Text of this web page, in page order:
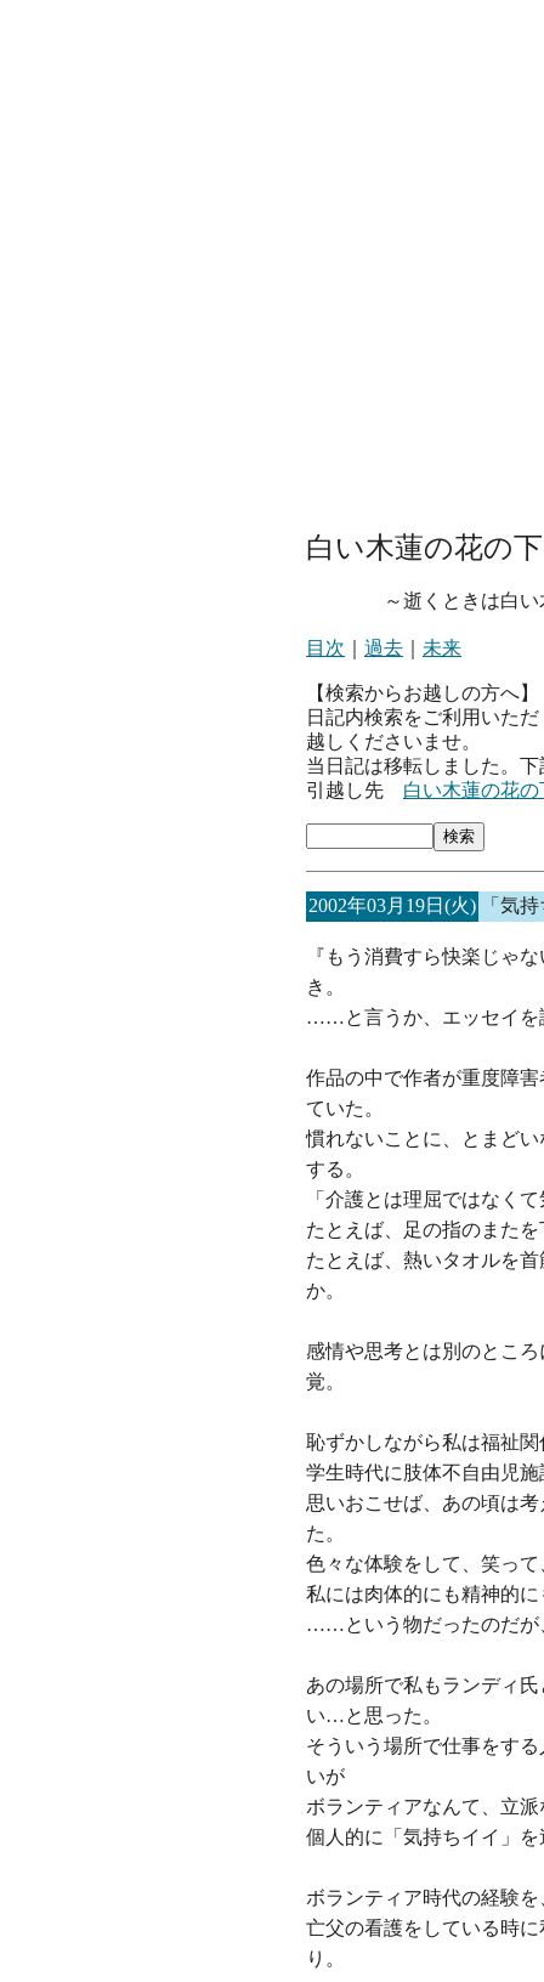
白い木蓮の花の
～逝くときは白い木
目次 過去 未来
【検索からお越しの方へ】
日記内検索をご利用いた
越しくださいませ。
当日記は移転しました。
引越し先 白い木蓮の花の
2002年03月19日(火) 「気
『もう消費すら快楽じゃ
き。
……と言うか、エッセイを
作品の中で作者が重度障
ていた。
慣れないことに、とまど
する。
「介護とは理屈ではなく
たとえば、足の指のまた
たとえば、熱いタオルを
か。
感情や思考とは別のとこ
覚。
恥ずかしながら私は福祉
学生時代に肢体不自由児
思いおこせば、あの頃は
た。
色々な体験をして、笑っ
私には肉体的にも精神的
……という物だったのだが
あの場所で私もランディ
い…と思った。
そういう場所で仕事をす
いが
ボランティアなんて、立
個人的に「気持ちイイ」
ボランティア時代の経験
亡父の看護をしている時
り。